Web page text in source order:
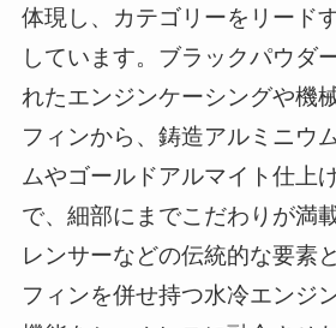
体現し、カテゴリーをリード
しています。ブラックパウダ
れたエンジンケーシングや機
フィンから、鋳造アルミニウ
ムやゴールドアルマイト仕上
で、細部にまでこだわりが満
レンサーなどの伝統的な要素
フィンを併せ持つ水冷エンジ